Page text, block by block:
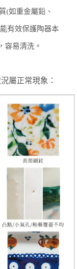
(如重金屬鉛、
有效保護陶器本
容易清洗。
屬正常現象：